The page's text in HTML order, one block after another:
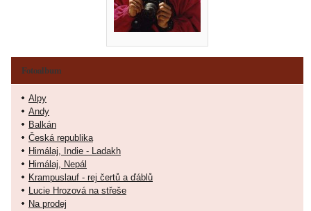
Fotoalbum
Alpy
Andy
Balkán
Česká republika
Himálaj, Indie - Ladakh
Himálaj, Nepál
Krampuslauf - rej čertů a ďáblů
Lucie Hrozová na střeše
Na prodej